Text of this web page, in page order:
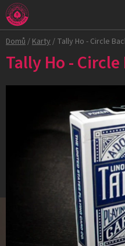
Přejít
na
obsah
Domů/Karty/ Tally Ho - Circle
Tally Ho - Circle